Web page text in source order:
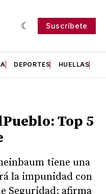
Suscríbete
DEPORTES HUELLAS
Top 5
tiene una
la impunidad con
Seguridad; afirma